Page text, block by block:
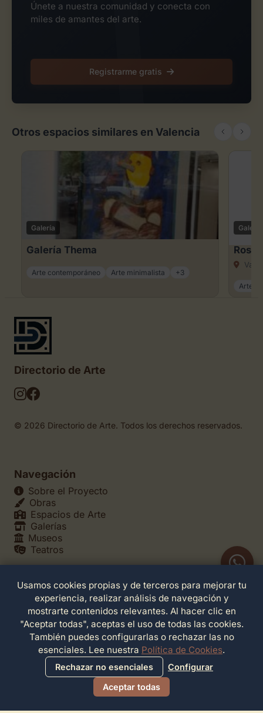
Únete a nuestra comunidad y conecta con
miles de amantes del arte.
Registrarme gratis
Otros espacios similares en Valencia
Galería
Galería Thema
Arte contemporáneo Arte minimalista +3
Galería
Rosa
Arte
Directorio de Arte
© 2026 Directorio de Arte. Todos los derechos reservados.
Navegación
Sobre el Proyecto
Obras
Espacios de Arte
Galerías
Museos
Teatros
Legales
Política de Privacidad
Política de Cookies
Configuración de Cookies
Términos de Servicio
Contacto
Usamos cookies propias y de terceros para mejorar tu
experiencia, realizar análisis de navegación y
mostrarte contenidos relevantes. Al hacer clic en
"Aceptar todas", aceptas el uso de todas las cookies.
También puedes configurarlas o rechazar las no
esenciales. Lee nuestra Política de Cookies.
Rechazar no esenciales
Configurar
Aceptar todas